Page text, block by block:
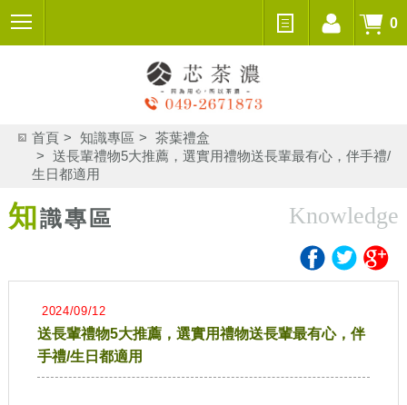
0
首頁 知識專區
茶葉禮盒
送長輩禮物5大推薦，選實用禮物送長輩最有心，伴手禮/
生日都適用
知識專區 Knowledge
2024/09/12
送長輩禮物5大推薦，選實用禮物送長輩最有心，伴
手禮/生日都適用